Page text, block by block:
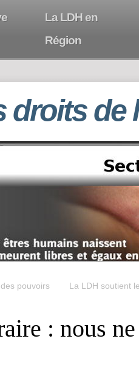
La LDH en
Région
droits de
pouvoirs
La LDH soutient
: nous